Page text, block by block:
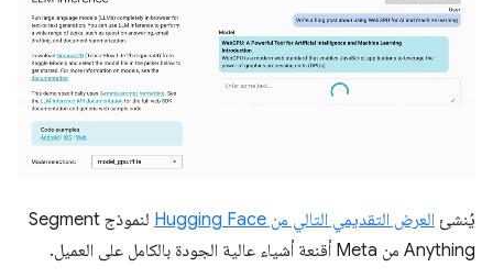
يُنشئ العرض التقديمي التالي من Hugging Face
لنموذج Segment
Anything من Meta أقنعة أشياء عالية الجودة بالكامل على العميل.